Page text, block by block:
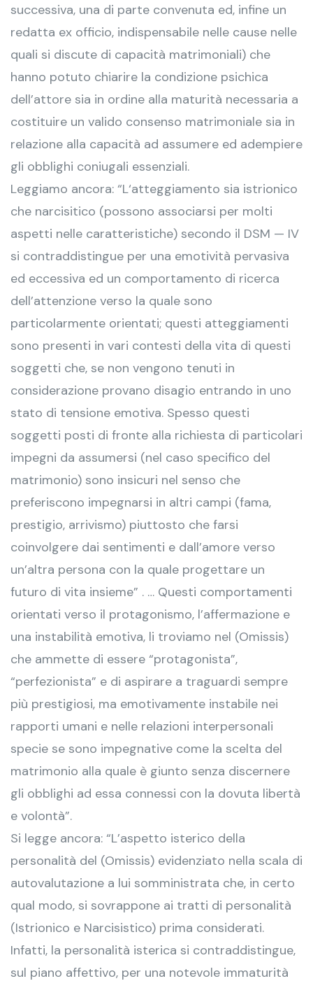
successiva, una di parte convenuta ed, infine un
redatta ex officio, indispensabile nelle cause nelle
quali si discute di capacità matrimoniali) che
hanno potuto chiarire la condizione psichica
dell’attore sia in ordine alla maturità necessaria a
costituire un valido consenso matrimoniale sia in
relazione alla capacità ad assumere ed adempiere
gli obblighi coniugali essenziali.
Leggiamo ancora: “L‘atteggiamento sia istrionico
che narcisitico (possono associarsi per molti
aspetti nelle caratteristiche) secondo il DSM — IV
si contraddistingue per una emotività pervasiva
ed eccessiva ed un comportamento di ricerca
dell’attenzione verso la quale sono
particolarmente orientati; questi atteggiamenti
sono presenti in vari contesti della vita di questi
soggetti che, se non vengono tenuti in
considerazione provano disagio entrando in uno
stato di tensione emotiva. Spesso questi
soggetti posti di fronte alla richiesta di particolari
impegni da assumersi (nel caso specifico del
matrimonio) sono insicuri nel senso che
preferiscono impegnarsi in altri campi (fama,
prestigio, arrivismo) piuttosto che farsi
coinvolgere dai sentimenti e dall’amore verso
un’altra persona con la quale progettare un
futuro di vita insieme” . … Questi comportamenti
orientati verso il protagonismo, l’affermazione e
una instabilità emotiva, li troviamo nel (Omissis)
che ammette di essere “protagonista”,
“perfezionista” e di aspirare a traguardi sempre
più prestigiosi, ma emotivamente instabile nei
rapporti umani e nelle relazioni interpersonali
specie se sono impegnative come la scelta del
matrimonio alla quale è giunto senza discernere
gli obblighi ad essa connessi con la dovuta libertà
e volontà”.
Si legge ancora: “L’aspetto isterico della
personalità del (Omissis) evidenziato nella scala di
autovalutazione a lui somministrata che, in certo
qual modo, si sovrappone ai tratti di personalità
(Istrionico e Narcisistico) prima considerati.
Infatti, la personalità isterica si contraddistingue,
sul piano affettivo, per una notevole immaturità